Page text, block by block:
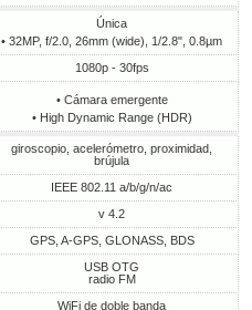
Única
• 32MP, f/2.0, 26mm (wide), 1/2.8", 0.8µm
1080p - 30fps
• Cámara emergente
• High Dynamic Range (HDR)
giroscopio, acelerómetro, proximidad,
brújula
IEEE 802.11 a/b/g/n/ac
v 4.2
GPS, A-GPS, GLONASS, BDS
USB OTG
radio FM
WiFi de doble banda